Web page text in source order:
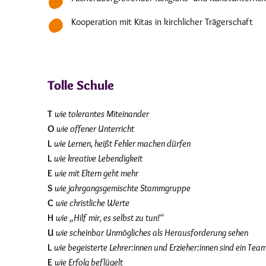
Kooperation mit Kitas in kirchlicher Trägerschaft
Tolle Schule
T wie tolerantes Miteinander
O wie offener Unterricht
L wie Lernen, heißt Fehler machen dürfen
L wie kreative Lebendigkeit
E wie mit Eltern geht mehr
S wie jahrgangsgemischte Stammgruppe
C wie christliche Werte
H wie „Hilf mir, es selbst zu tun!“
U wie scheinbar Unmögliches als Herausforderung sehen
L wie begeisterte Lehrer:innen und Erzieher:innen sind ein
E wie Erfolg beflügelt